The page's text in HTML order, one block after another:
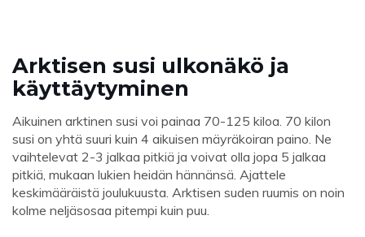
Arktisen susi ulkonäkö ja
käyttäytyminen
Aikuinen arktinen susi voi painaa 70-125 kiloa. 70 kilon
susi on yhtä suuri kuin 4 aikuisen mäyräkoiran paino. Ne
vaihtelevat 2-3 jalkaa pitkiä ja voivat olla jopa 5 jalkaa
pitkiä, mukaan lukien heidän hännänsä. Ajattele
keskimääräistä joulukuusta. Arktisen suden ruumis on noin
kolme neljäsosaa pitempi kuin puu.